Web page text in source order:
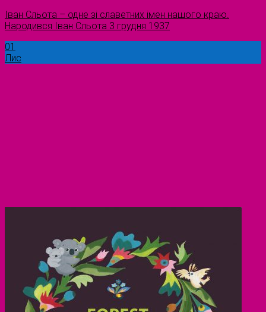
Іван Сльота – одне зі славетних імен нашого краю.
Народився Іван Сльота 3 грудня 1937
01
Лис